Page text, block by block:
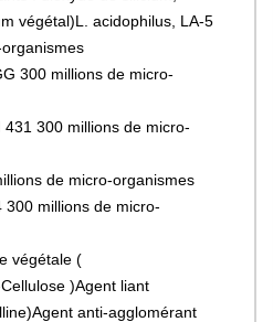
végétal)L. acidophilus, LA-5
300 millions de micro-
431 300 millions de micro-
de micro-organismes
millions de micro-
végétale (
)Agent liant
anti-agglomérant